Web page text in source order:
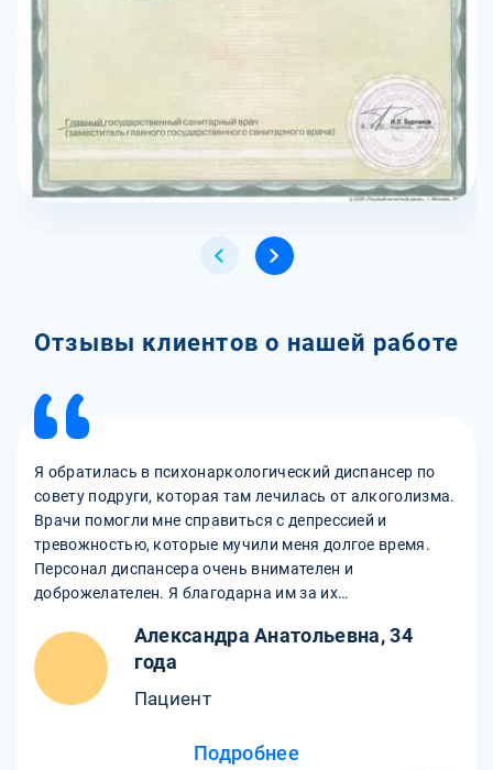
Отзывы клиентов о нашей работе
Я обратилась в психонаркологический диспансер по
совету подруги, которая там лечилась от алкоголизма.
Врачи помогли мне справиться с депрессией и
тревожностью, которые мучили меня долгое время.
Персонал диспансера очень внимателен и
доброжелателен. Я благодарна им за их
Александра Анатольевна, 34
года
Пациент
Подробнее